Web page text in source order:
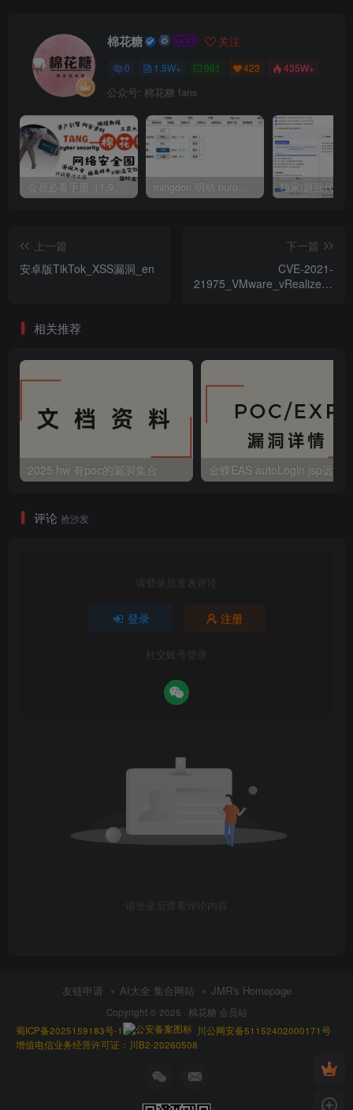
棉花糖 关注
0 1.5W+ 991 423 435W+
公众号: 棉花糖 fans
会员必看手册（1.9.0版本 26.4.5更新） mingdon 明动 burp插件0.2.6版本 本地时间校验去除版
上一篇
安卓版TikTok_XSS漏洞_en
下一篇
CVE-2021-
相关推荐
2025 hw 有poc的漏洞集合
评论 抢沙发
请登录后发表评论
登录 注册
社交账号登录
请登录后查看评论内容
友链申请 AI大全 集合网站 JMR's Homepage
Copyright © 2025 · 棉花糖 会员站
蜀ICP备2025159183号-1
川公网安备51152402000171号
增值电信业务经营许可证：川B2-20260508